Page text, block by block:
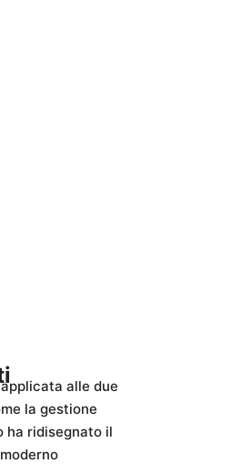
alle due
la gestione
ha ridisegnato il